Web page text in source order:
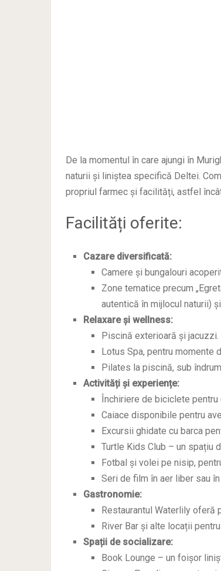
De la momentul în care ajungi în
naturii și liniștea specifică Deltei.
propriul farmec și facilități, astfel
Facilități oferite:
Cazare diversificată:
Camere și bungalouri
Zone tematice precum
autentică în mijlocul naturii)
Relaxare și wellness:
Piscină exterioară și jacuzzi.
Lotus Spa, pentru momente
Pilates la piscină, sub
Activități și experiențe:
Închiriere de biciclete pentru
Caiace disponibile pentru
Excursii ghidate cu barca
Turtle Kids Club – un spațiu
Fotbal și volei pe nisip,
Seri de film în aer liber sau
Gastronomie:
Restaurantul Waterlily oferă
River Bar și alte locații
Spații de socializare:
Book Lounge – un foișor